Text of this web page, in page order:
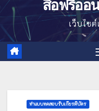
สื่อฟรีออ
เว็บไซ
ทำแบบทดสอบรับเกียรติบัตร